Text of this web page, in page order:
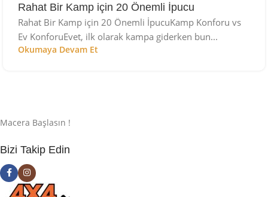
Rahat Bir Kamp için 20 Önemli İpucu
Rahat Bir Kamp için 20 Önemli İpucuKamp Konforu vs
Ev KonforuEvet, ilk olarak kampa giderken bun...
Okumaya Devam Et
Macera Başlasın !
Bizi Takip Edin